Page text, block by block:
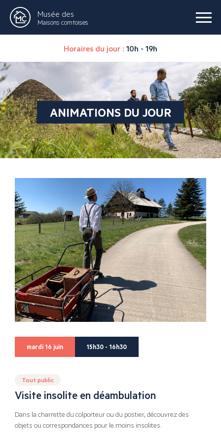
Musée des
Maisons comtoises
Horaires du jour : 10h - 19h
ANIMATIONS DU JOUR
mardi 16 juin 15h30 - 16h30
Tout public
Visite insolite en déambulation
Dans la charrette du colporteur ou du postier, découvrez des
objets ou correspondances pour le moins insolites.